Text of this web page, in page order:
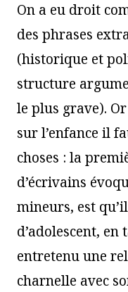
On a eu droit
des phrases
(historique et
structure
le plus grave).
sur l’enfance il
choses : la
d’écrivains
mineurs, est
d’adolescent,
entretenu une
charnelle avec